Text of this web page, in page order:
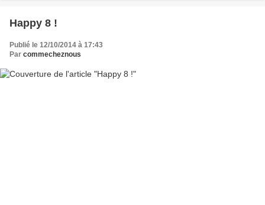
Happy 8 !
Publié le 12/10/2014 à 17:43
Par commecheznous